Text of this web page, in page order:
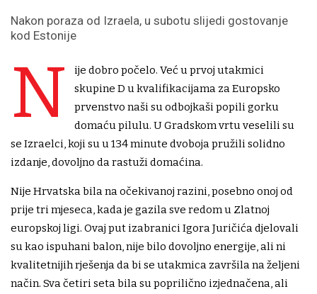
Nakon poraza od Izraela, u subotu slijedi gostovanje
kod Estonije
N
ije dobro počelo. Već u prvoj utakmici
skupine D u kvalifikacijama za Europsko
prvenstvo naši su odbojkaši popili gorku
domaću pilulu. U Gradskom vrtu veselili su
se Izraelci, koji su u 134 minute dvoboja pružili solidno
izdanje, dovoljno da rastuži domaćina.
Nije Hrvatska bila na očekivanoj razini, posebno onoj od
prije tri mjeseca, kada je gazila sve redom u Zlatnoj
europskoj ligi. Ovaj put izabranici Igora Juričića djelovali
su kao ispuhani balon, nije bilo dovoljno energije, ali ni
kvalitetnijih rješenja da bi se utakmica završila na željeni
način. Sva četiri seta bila su poprilično izjednačena, ali